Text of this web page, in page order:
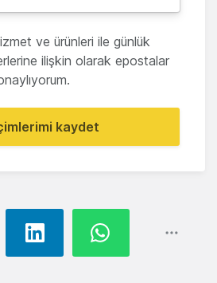
ve ürünleri ile günlük
ilişkin olarak epostalar
kaydet